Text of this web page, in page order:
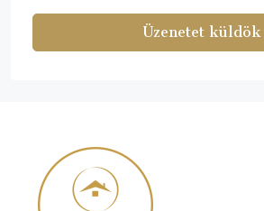
Üzenetet küldök